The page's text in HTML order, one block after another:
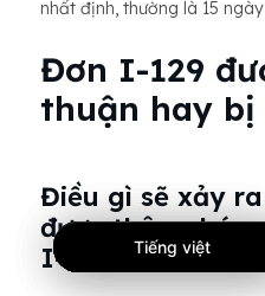
nhất định, thường là 15
Đơn I-129
thuận hay bị
Điều gì sẽ xảy
được thông báo
I-797?
Tiếng việt
Tiếng việt
Tiếng việt